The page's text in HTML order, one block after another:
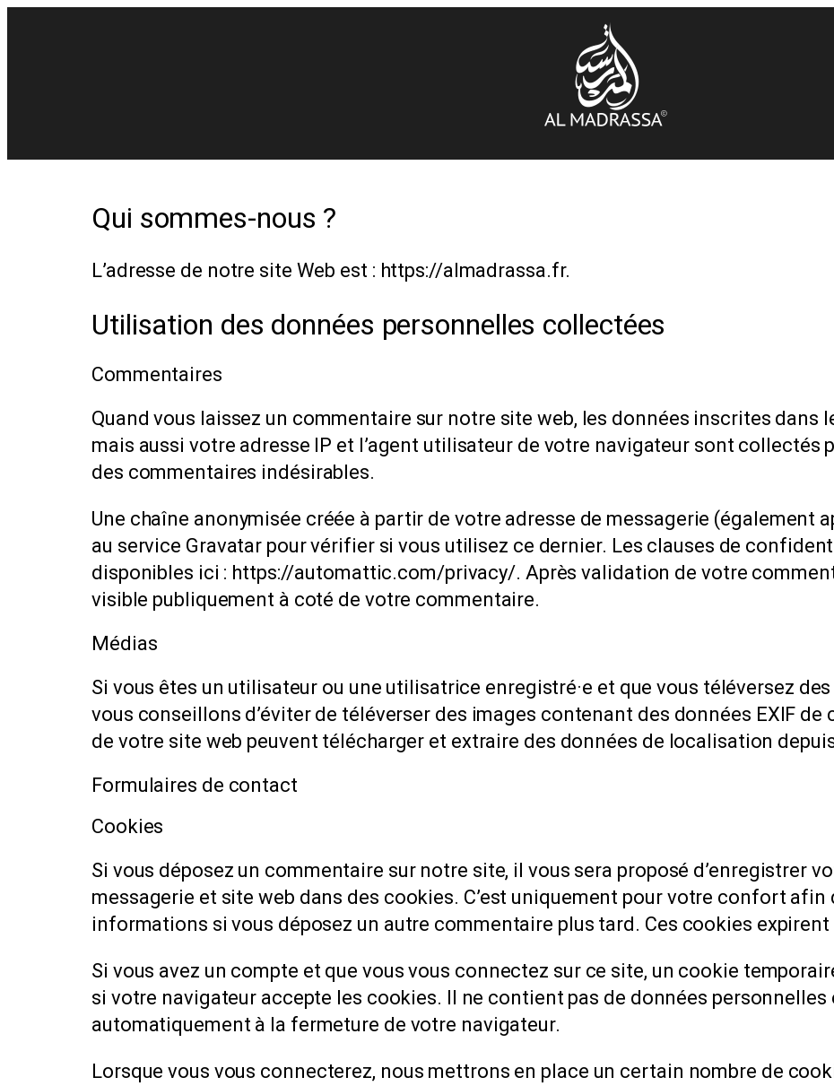
Qui sommes-nous ?
L’adresse de notre site Web est : https://almadrassa.fr.
Utilisation des données personnelles collectées
Commentaires
Quand vous laissez un commentaire sur notre site web, les données inscrites dans
mais aussi votre adresse IP et l’agent utilisateur de votre navigateur sont collectés
des commentaires indésirables.
Une chaîne anonymisée créée à partir de votre adresse de messagerie (également
au service Gravatar pour vérifier si vous utilisez ce dernier. Les clauses de
disponibles ici : https://automattic.com/privacy/. Après validation de votre
visible publiquement à coté de votre commentaire.
Médias
Si vous êtes un utilisateur ou une utilisatrice enregistré·e et que vous téléversez
vous conseillons d’éviter de téléverser des images contenant des données EXIF de
de votre site web peuvent télécharger et extraire des données de localisation
Formulaires de contact
Cookies
Si vous déposez un commentaire sur notre site, il vous sera proposé d’enregistrer
messagerie et site web dans des cookies. C’est uniquement pour votre confort afin
informations si vous déposez un autre commentaire plus tard. Ces cookies expirent
Si vous avez un compte et que vous vous connectez sur ce site, un cookie
si votre navigateur accepte les cookies. Il ne contient pas de données personnelles
automatiquement à la fermeture de votre navigateur.
Lorsque vous vous connecterez, nous mettrons en place un certain nombre de